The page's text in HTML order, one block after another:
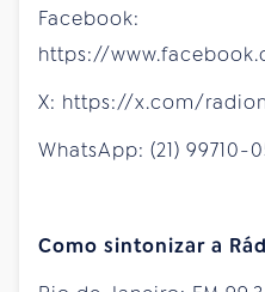
Facebook:
https://
X: https://x.com/
WhatsApp: (21) 99710-
Como sintonizar a